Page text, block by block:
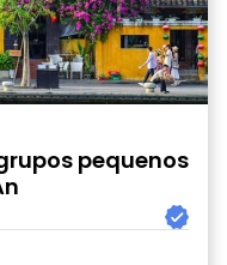
pequenos